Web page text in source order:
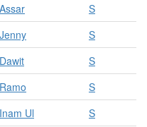
Assar
S
Jenny
S
Dawit
S
Ramo
S
Inam Ul
S